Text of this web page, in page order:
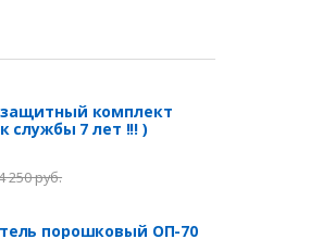
комплект
службы 7 лет !!! )
250 руб.
порошковый ОП-70